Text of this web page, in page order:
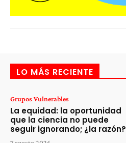
LO MÁS RECIENTE
Grupos Vulnerables
La equidad: la oportunidad
que la ciencia no puede
seguir ignorando; ¿la razón?